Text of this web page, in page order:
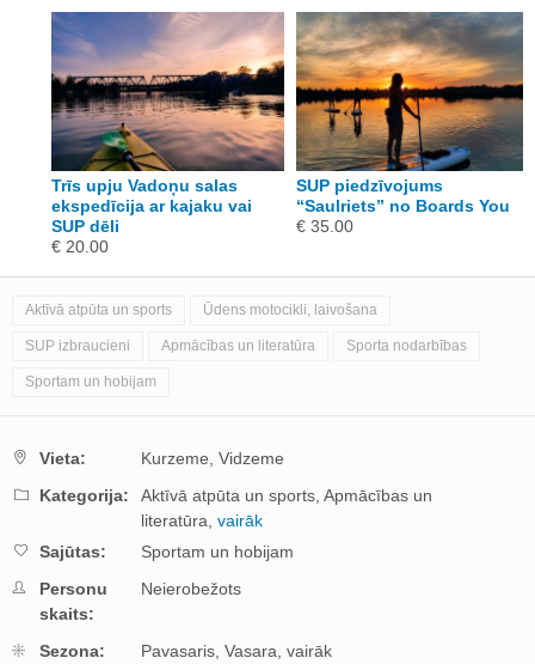
Trīs upju Vadoņu salas
ekspedīcija ar kajaku vai
SUP dēli
€ 20.00
SUP piedzīvojums
“Saulriets” no Boards You
€ 35.00
Aktīvā atpūta un sports Ūdens motocikli, laivošana
SUP izbraucieni Apmācības un literatūra Sporta nodarbības
Sportam un hobijam
Vieta: Kurzeme, Vidzeme
Kategorija:
Aktīvā atpūta un sports, Apmācības un
literatūra, vairāk
Sajūtas:
Sportam un hobijam
Personu
skaits:
Neierobežots
Sezona: Pavasaris, Vasara, vairāk